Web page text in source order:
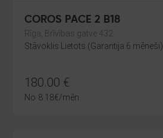
COROS PACE 2 B18
Rīga, Brīvības gatve 432
Stāvoklis Lietots (Garantija 6 mēneši)
180.00 €
No 8.18€/mēn.